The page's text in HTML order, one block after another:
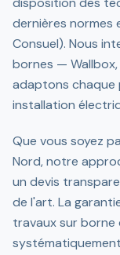
dernières normes
Consuel). Nous
bornes — Wallbox,
adaptons
installation
Que vous soyez
Nord, notre
un devis
de l'art. La
travaux sur